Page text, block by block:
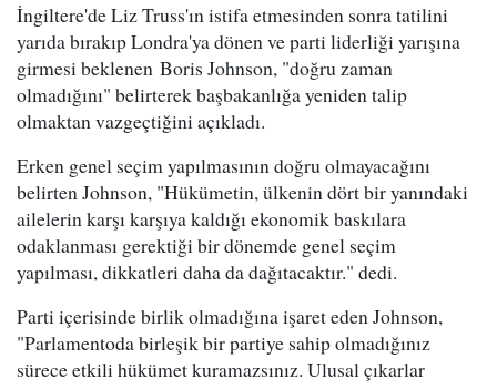
İngiltere'de Liz Truss'ın istifa etmesinden sonra tatilini
yarıda bırakıp Londra'ya dönen ve parti liderliği yarışına
girmesi beklenen Boris Johnson, "doğru zaman
olmadığını" belirterek başbakanlığa yeniden talip
olmaktan vazgeçtiğini açıkladı.
Erken genel seçim yapılmasının doğru olmayacağını
belirten Johnson, "Hükümetin, ülkenin dört bir yanındaki
ailelerin karşı karşıya kaldığı ekonomik baskılara
odaklanması gerektiği bir dönemde genel seçim
yapılması, dikkatleri daha da dağıtacaktır." dedi.
Parti içerisinde birlik olmadığına işaret eden Johnson,
"Parlamentoda birleşik bir partiye sahip olmadığınız
sürece etkili hükümet kuramazsınız. Ulusal çıkarlar